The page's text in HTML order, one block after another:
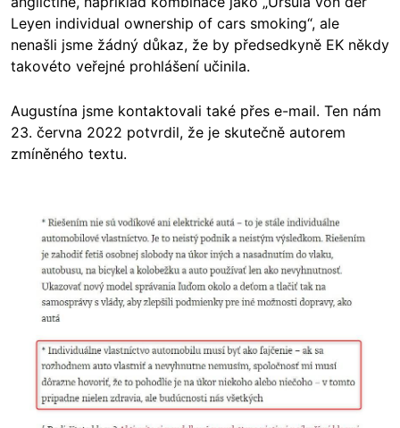
Leyen individual ownership of cars smoking“, ale
nenašli jsme žádný důkaz, že by předsedkyně EK někdy
takovéto veřejné prohlášení učinila.
Augustína jsme kontaktovali také přes e-mail. Ten nám
23. června 2022 potvrdil, že je skutečně autorem
zmíněného textu.
Image